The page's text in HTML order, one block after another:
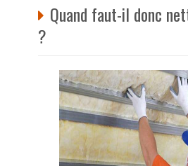
Quand faut-il donc
?